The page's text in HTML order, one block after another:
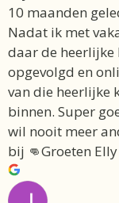
10 maanden
Nadat ik met
daar de heerlijke
opgevolgd en
van die heerlijke
binnen. Super
wil nooit meer
bij 👊Groeten